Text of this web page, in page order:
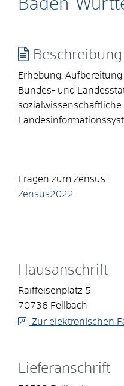
Baden-
Beschreibung
Erhebung,
Bundes- und
sozialwissenschaftliche
Fragen zum Zensus:
Zensus2022
Hausanschrift
Raiffeisenplatz 5
70736 Fellbach
Zur elektronischen
Lieferanschrift